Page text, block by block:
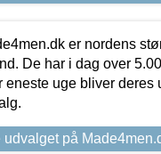
er nordens
De har i dag over
eneste uge bliver deres
udvalget på